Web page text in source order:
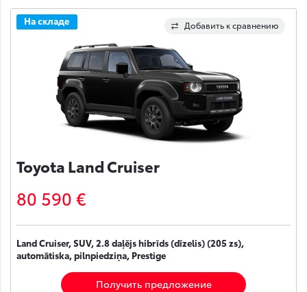
Добавить к сравнению
На складе
Toyota Land Cruiser
80 590 €
Land Cruiser, SUV, 2.8 daļējs hibrīds (dīzelis) (205 zs),
automātiska, pilnpiedziņa, Prestige
Получить предложение